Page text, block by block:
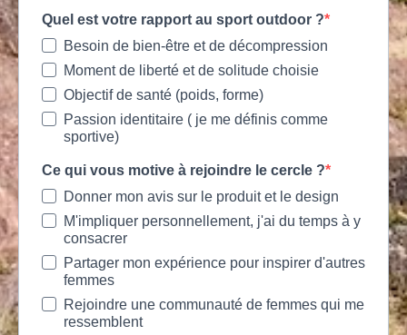
Quel est votre rapport au sport outdoor ?
Besoin de bien-être et de décompression
Moment de liberté et de solitude choisie
Objectif de santé (poids, forme)
Passion identitaire ( je me définis comme
sportive)
Ce qui vous motive à rejoindre le cercle ?
Donner mon avis sur le produit et le design
M'impliquer personnellement, j'ai du temps à y
consacrer
Partager mon expérience pour inspirer d'autres
femmes
Rejoindre une communauté de femmes qui me
ressemblent